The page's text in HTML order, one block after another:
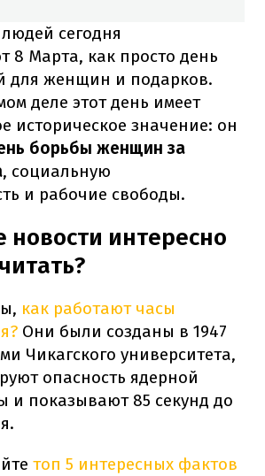
сегодня
8 Марта, как просто день
для женщин и подарков.
деле этот день имеет
историческое значение: он
борьбы женщин за
, социальную
и рабочие свободы.
новости интересно
как работают часы
Они были созданы в 1947
Чикагского университета,
опасность ядерной
и показывают 85 секунд до
топ 5 интересных фактов